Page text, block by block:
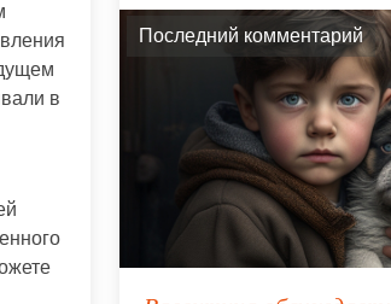
в
Последний комментарий